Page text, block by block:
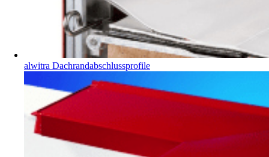
alwitra Dachrandabschlussprofile